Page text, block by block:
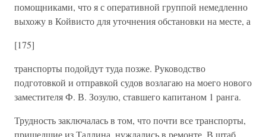
помощниками, что я с оперативной группой немедленно
выхожу в Койвисто для уточнения обстановки на месте, а
[175]
транспорты подойдут туда позже. Руководство
подготовкой и отправкой судов возлагаю на моего нового
заместителя Ф. В. Зозулю, ставшего капитаном 1 ранга.
Трудность заключалась в том, что почти все транспорты,
пришедшие из Таллина, нуждались в ремонте. В штаб